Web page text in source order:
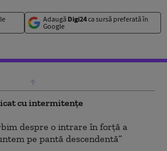
Adaugă Digi24ca sursă preferată în
Google
cu intermitențe
despre o intrare în forță a
pe pantă descendentă”